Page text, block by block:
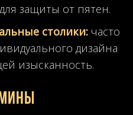
защиты от пятен.
столики:часто
дизайна
изысканность.